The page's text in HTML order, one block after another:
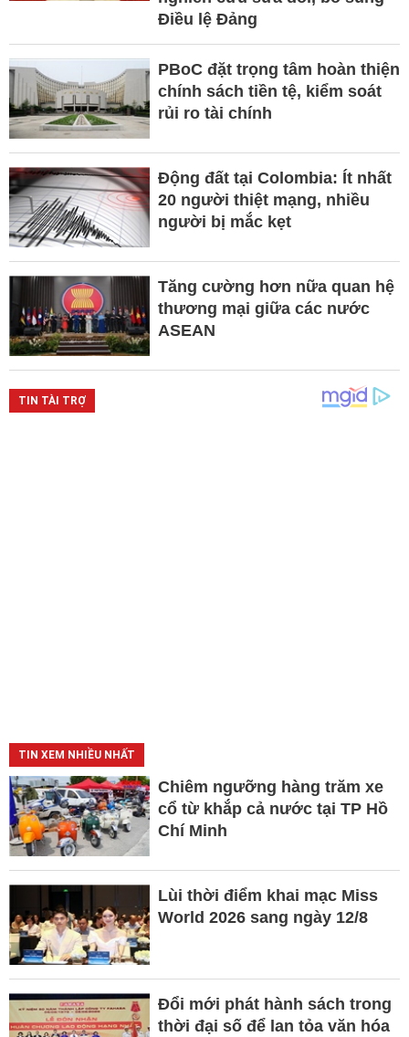
Điều lệ Đảng
PBoC đặt trọng tâm hoàn thiện
chính sách tiền tệ, kiểm soát
rủi ro tài chính
Động đất tại Colombia: Ít nhất
20 người thiệt mạng, nhiều
người bị mắc kẹt
Tăng cường hơn nữa quan hệ
thương mại giữa các nước
ASEAN
TIN XEM NHIỀU NHẤT
Chiêm ngưỡng hàng trăm xe
cổ từ khắp cả nước tại TP Hồ
Chí Minh
Lùi thời điểm khai mạc Miss
World 2026 sang ngày 12/8
Đổi mới phát hành sách trong
thời đại số để lan tỏa văn hóa